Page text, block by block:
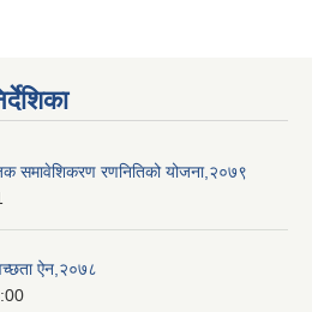
समावेशिकरण रणनितिको योजना,२०७९
ऐन,२०७८